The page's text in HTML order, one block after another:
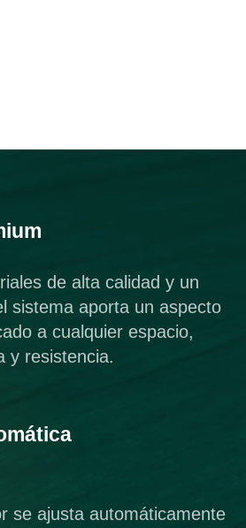
de alta calidad y un
sistema aporta un aspecto
a cualquier espacio,
y resistencia.
se ajusta automáticamente